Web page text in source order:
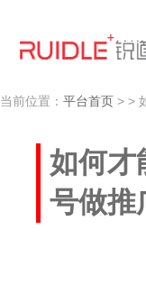
当前位置： 平台首页 > >
如何才
号做推